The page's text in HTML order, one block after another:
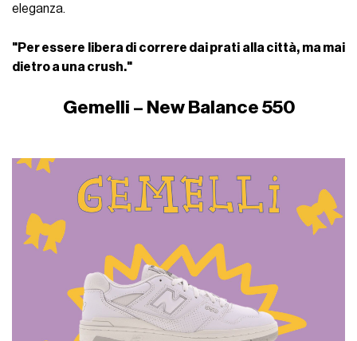
eleganza.
"Per essere libera di correre dai prati alla città, ma mai
dietro a una crush."
Gemelli – New Balance 550